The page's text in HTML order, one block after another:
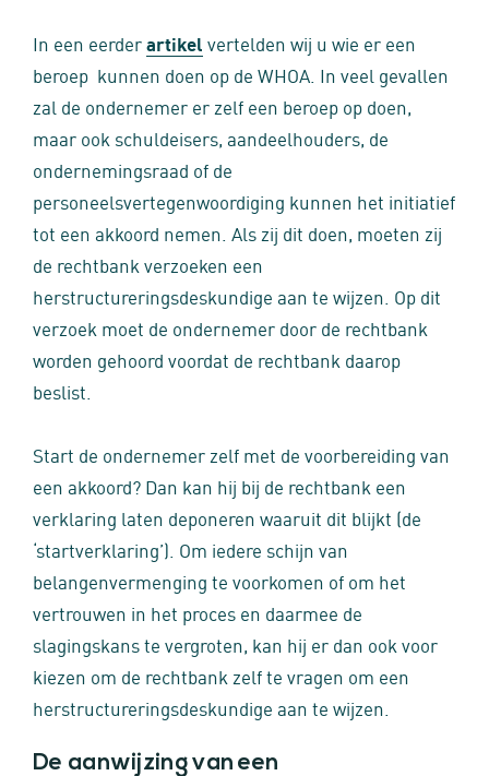
In een eerderartikel vertelden wij u wie er een
beroep kunnen doen op de WHOA. In veel gevallen
zal de ondernemer er zelf een beroep op doen,
maar ook schuldeisers, aandeelhouders, de
ondernemingsraad of de
personeelsvertegenwoordiging kunnen het initiatief
tot een akkoord nemen. Als zij dit doen, moeten zij
de rechtbank verzoeken een
herstructureringsdeskundige aan te wijzen. Op dit
verzoek moet de ondernemer door de rechtbank
worden gehoord voordat de rechtbank daarop
beslist.
Start de ondernemer zelf met de voorbereiding van
een akkoord? Dan kan hij bij de rechtbank een
verklaring laten deponeren waaruit dit blijkt (de
‘startverklaring’). Om iedere schijn van
belangenvermenging te voorkomen of om het
vertrouwen in het proces en daarmee de
slagingskans te vergroten, kan hij er dan ook voor
kiezen om de rechtbank zelf te vragen om een
herstructureringsdeskundige aan te wijzen.
De aanwijzing van een